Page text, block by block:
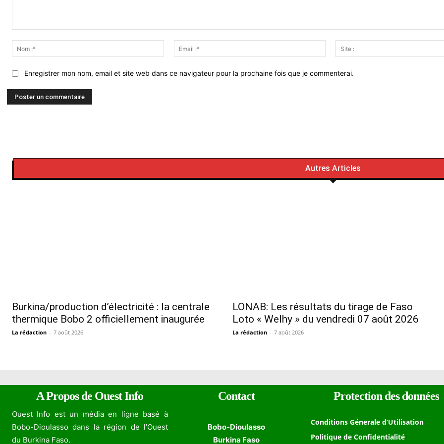
:*
Email
:*
Enregistrer mon nom, email et site web dans ce navigateur pour la prochaine fois que je commenterai.
Autres Articles
Burkina/production d’électricité : la centrale
thermique Bobo 2 officiellement inaugurée
La rédaction - 7 août 2026
LONAB: Les résultats du tirage de Faso
Loto « Welhy » du vendredi 07 août 2026
La rédaction - 7 août 2026
A Propos de Ouest Info
Ouest Info est un média en ligne basé à
Bobo-Dioulasso dans la région de l’Ouest
du Burkina Faso.
Contact
Bobo-Dioulasso
Burkina Faso
Protection des données
Conditions Génerale d’Utilisation
Politique de Confidentialité